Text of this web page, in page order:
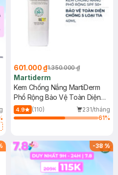
601.000 ₫1.350.000 ₫
Martiderm
Kem Chống Nắng MartiDerm
Phổ Rộng Bảo Vệ Toàn Diện
40ml
4.9 (110)
231/tháng
61%
-38%